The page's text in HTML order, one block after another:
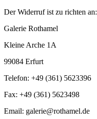
Der Widerruf ist zu richten an:
Galerie Rothamel
Kleine Arche 1A
99084 Erfurt
Telefon: +49 (361) 5623396
Fax: +49 (361) 5623498
Email: galerie@rothamel.de